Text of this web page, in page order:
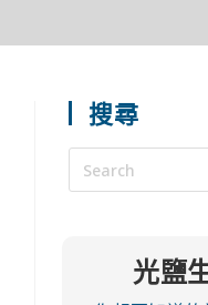
搜尋
光鹽